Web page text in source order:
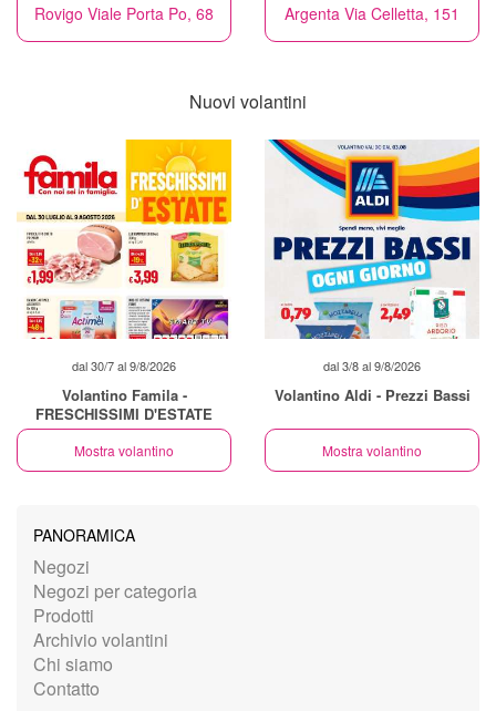
Rovigo Viale Porta Po, 68
Argenta Via Celletta, 151
Nuovi volantini
dal 30/7 al 9/8/2026
Volantino Famila -
FRESCHISSIMI D'ESTATE
Mostra volantino
dal 3/8 al 9/8/2026
Volantino Aldi - Prezzi Bassi
Mostra volantino
PANORAMICA
Negozi
Negozi per categoria
Prodotti
Archivio volantini
Chi siamo
Contatto